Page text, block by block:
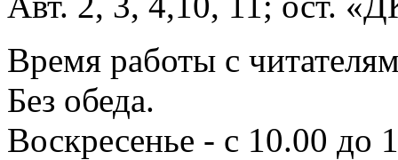
Время работы с
Без обеда.
Воскресенье - с 10.00 до